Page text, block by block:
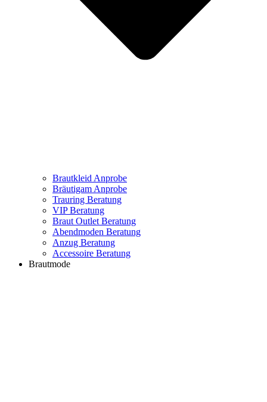
Brautkleid Anprobe
Bräutigam Anprobe
Trauring Beratung
VIP Beratung
Braut Outlet Beratung
Abendmoden Beratung
Anzug Beratung
Accessoire Beratung
Brautmode